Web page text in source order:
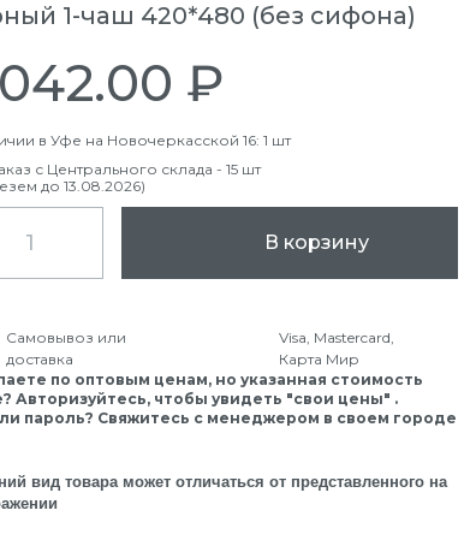
1-чаш 420*480 (без сифона)
₽
в Уфе на Новочеркасской 16: 1 шт
с Центрального склада - 15 шт
до 13.08.2026)
В корзину
Самовывоз или
доставка
Visa, Mastercard,
Карта Мир
по оптовым ценам, но указанная стоимость
Авторизуйтесь, чтобы увидеть "свои цены" .
пароль? Свяжитесь с менеджером в своем городе
вид товара может отличаться от представленного на